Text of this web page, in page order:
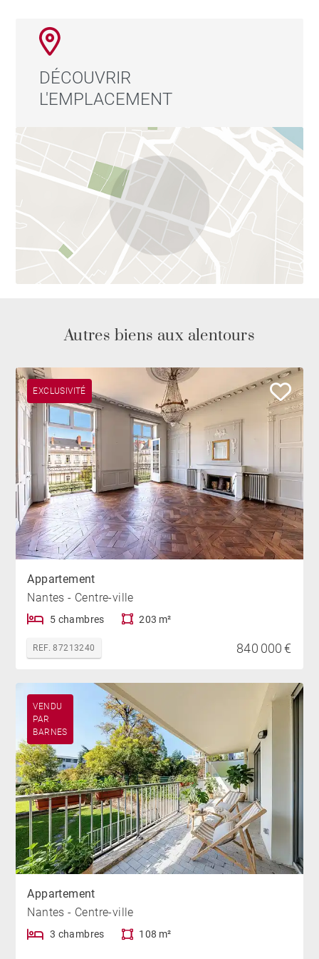
communs. Une véritable maison de campagne en ville
! Dossier sur demande. Honoraires à la charge du
vendeur - Montant moyen de la quote-part de charges
courantes 3,965 €/an - Les informations sur les
sur le site Géorisques : www.georisques.gouv.fr
DÉCOUVRIR
L'EMPLACEMENT
Autres biens aux alentours
EXCLUSIVITÉ
Appartement
Nantes - Centre-ville
5 chambres 203 m²
REF. 87213240 840 000 €
VENDU
PAR
BARNES
Appartement
Nantes - Centre-ville
3 chambres 108 m²